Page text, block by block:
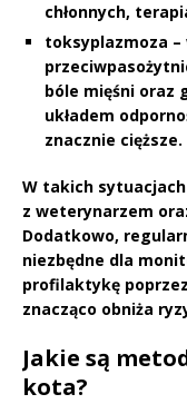
chłonnych,
toksyplazmoza
bóle mięśni oraz
układem
znacznie cięższe.
W takich
z weterynarzem
Dodatkowo,
niezbędne dla
profilaktykę
znacząco obniża
Jakie są
kota?